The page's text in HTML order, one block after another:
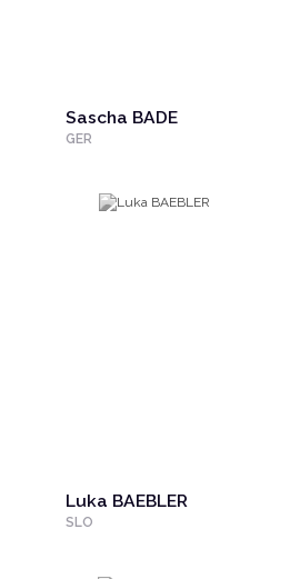
Sascha BADE
GER
Luka BAEBLER
SLO